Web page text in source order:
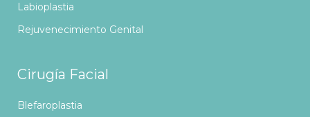
Labioplastia
Rejuvenecimiento Genital
Cirugía Facial
Blefaroplastia